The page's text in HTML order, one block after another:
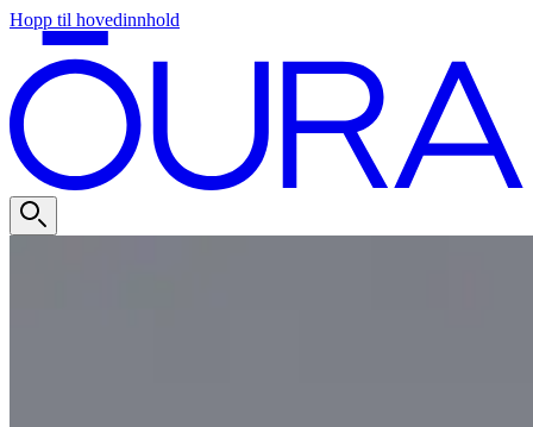
Hopp til hovedinnhold